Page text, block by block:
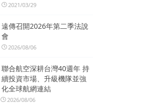
2021/03/29
遠傳召開2026年第二季法說
會
2026/08/06
聯合航空深耕台灣40週年 持
續投資市場、升級機隊並強
化全球航網連結
2026/08/06